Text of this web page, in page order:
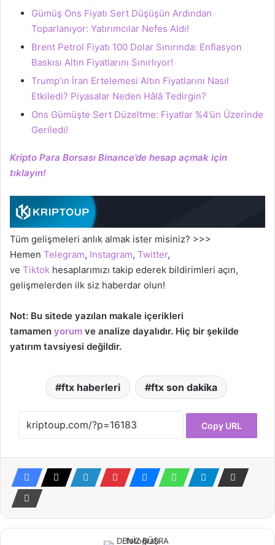
Gümüş Ons Fiyatı Sert Düşüşün Ardından
Toparlanıyor: Yatırımcılar Nefes Aldı!
Brent Petrol Fiyatı 100 Dolar Sınırında: Enflasyon
Baskısı Altın Fiyatlarını Sınırlıyor!
Trump’ın İran Ertelemesi Altın Fiyatlarını Nasıl
Etkiledi? Piyasalar Neden Hâlâ Tedirgin?
Ons Gümüşte Sert Düzeltme: Fiyatlar %4’ün Üzerinde
Geriledi!
Kripto Para Borsası Binance’de hesap açmak için
tıklayın!
Tüm gelişmeleri anlık almak ister misiniz? >>>
Hemen Telegram, Instagram, Twitter,
ve Tiktok hesaplarımızı takip ederek bildirimleri açın,
gelişmelerden ilk siz haberdar olun!
Not: Bu sitede yazılan makale içerikleri
tamamen yorum ve analize dayalıdır. Hiç bir şekilde
yatırım tavsiyesi değildir.
ftx haberleri ftx son dakika
Copy URL